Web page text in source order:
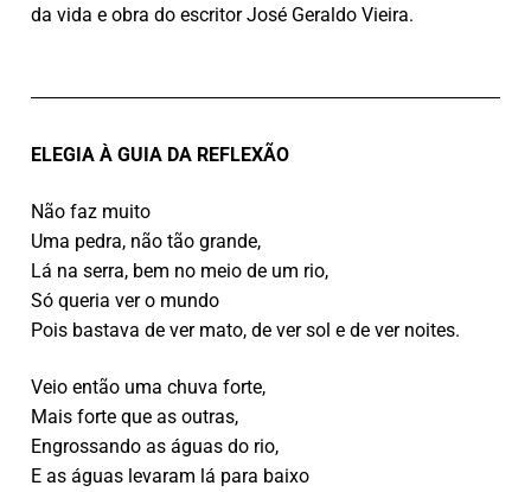
da vida e obra do escritor José Geraldo Vieira.
ELEGIA À GUIA DA REFLEXÃO
Não faz muito
Uma pedra, não tão grande,
Lá na serra, bem no meio de um rio,
Só queria ver o mundo
Pois bastava de ver mato, de ver sol e de ver noites.
Veio então uma chuva forte,
Mais forte que as outras,
Engrossando as águas do rio,
E as águas levaram lá para baixo